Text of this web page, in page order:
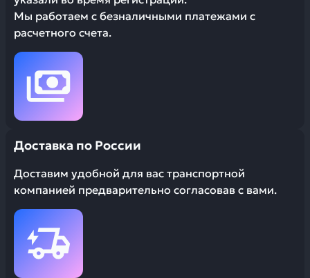
Мы работаем с безналичными платежами с
расчетного счета.
Доставка по России
Доставим удобной для вас транспортной
компанией предварительно согласовав с вами.